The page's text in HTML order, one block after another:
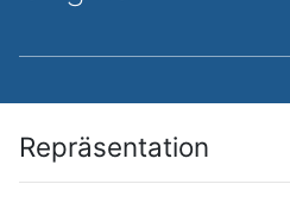
Repräsentation